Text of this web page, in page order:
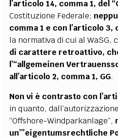
l’articolo 14, comma 1, del
Costituzione Federale;
comma 1 e con l’articolo 3,
la normativa di cui al WaSG,
di carattere retroattivo,
l’“allgemeinen
all’articolo 2, comma 1, GG.
Non vi è contrasto con
in quanto,
“Offshore-Windparkanlage”,
un’”eigentumsrechtliche